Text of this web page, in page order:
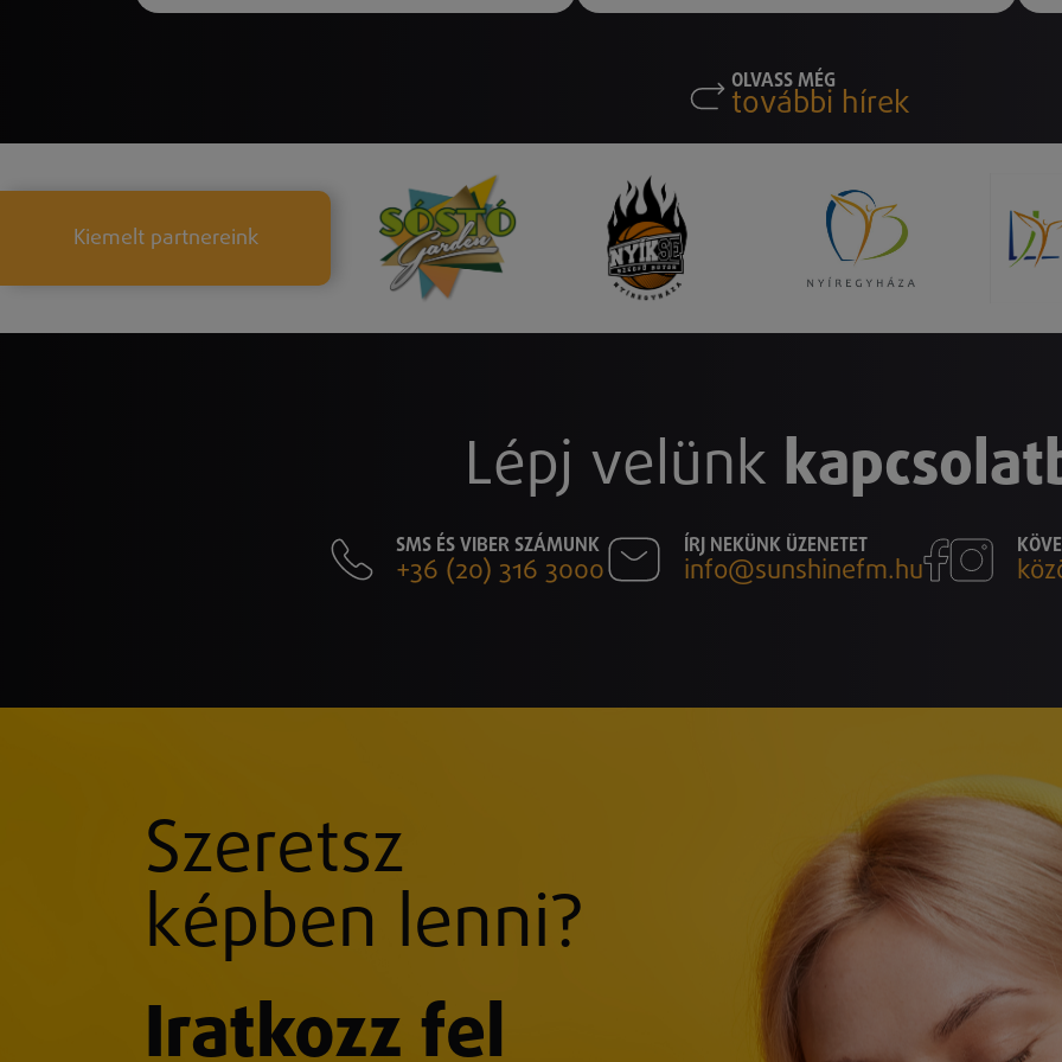
OLVASS MÉG
további hírek
Kiemelt partnereink
Lépj velünk
SMS ÉS VIBER SZÁMUNK
+36 (20) 316 3000
ÍRJ NEKÜNK ÜZENETET
info@sunshinefm.hu
Szeretsz
képben lenni?
Iratkozz fel